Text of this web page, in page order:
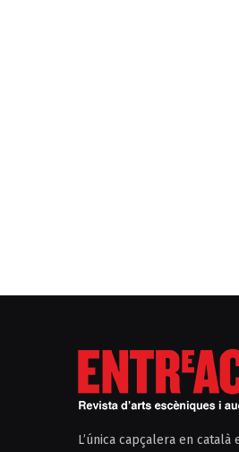
L’única capçalera en